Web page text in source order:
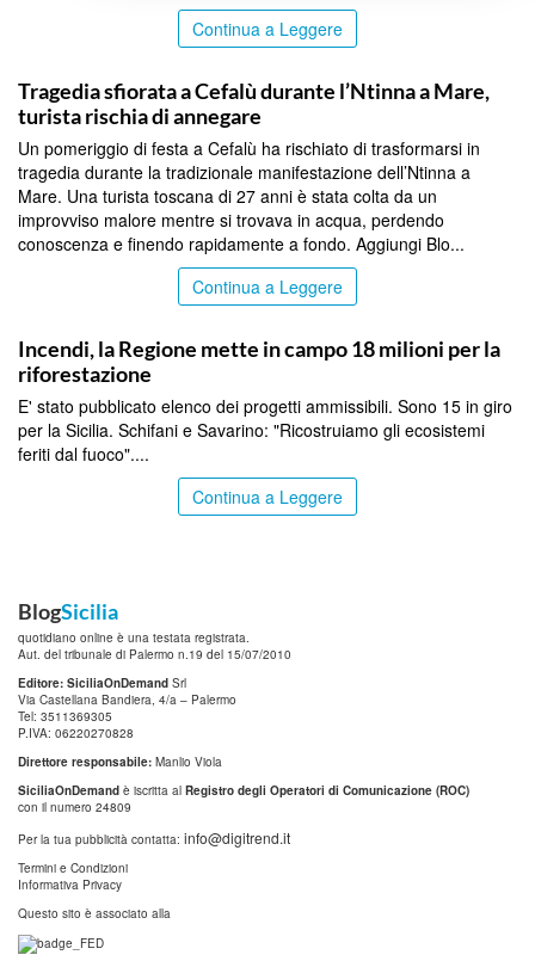
Continua a Leggere
Tragedia sfiorata a Cefalù durante l’Ntinna a Mare,
turista rischia di annegare
Un pomeriggio di festa a Cefalù ha rischiato di trasformarsi in
tragedia durante la tradizionale manifestazione dell’Ntinna a
Mare. Una turista toscana di 27 anni è stata colta da un
improvviso malore mentre si trovava in acqua, perdendo
conoscenza e finendo rapidamente a fondo. Aggiungi Blo...
Continua a Leggere
Incendi, la Regione mette in campo 18 milioni per la
riforestazione
E' stato pubblicato elenco dei progetti ammissibili. Sono 15 in giro
per la Sicilia. Schifani e Savarino: "Ricostruiamo gli ecosistemi
feriti dal fuoco"....
Continua a Leggere
BlogSicilia
quotidiano online è una testata registrata.
Aut. del tribunale di Palermo n.19 del 15/07/2010
Editore: SiciliaOnDemand Srl
Via Castellana Bandiera, 4/a – Palermo
Tel: 3511369305
P.IVA: 06220270828
Direttore responsabile: Manlio Viola
SiciliaOnDemand è iscritta al Registro degli Operatori di Comunicazione (ROC)
con il numero 24809
Per la tua pubblicità contatta: info@digitrend.it
Termini e Condizioni
Informativa Privacy
Questo sito è associato alla